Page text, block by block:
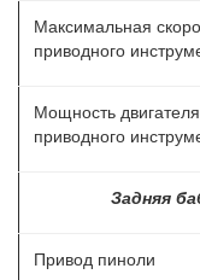
Максимальная
приводного
Мощность двигателя
приводного
Задняя
Привод пиноли